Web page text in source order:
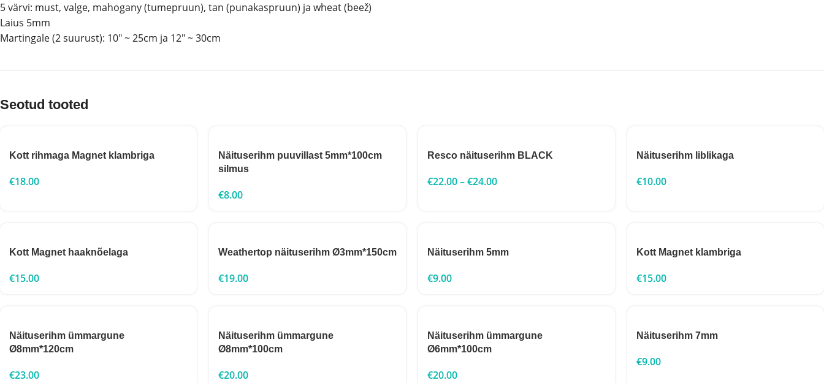
5 värvi: must, valge, mahogany (tumepruun), tan (punakaspruun) ja wheat (beež)
Laius 5mm
Martingale (2 suurust): 10″ ~ 25cm ja 12″ ~ 30cm
Seotud tooted
Kott rihmaga Magnet klambriga
€18.00
Näituserihm puuvillast 5mm*100cm
silmus
€8.00
Resco näituserihm BLACK
€22.00–€24.00
Näituserihm liblikaga
€10.00
Kott Magnet haaknõelaga
€15.00
Weathertop näituserihm Ø3mm*150cm
€19.00
Näituserihm 5mm
€9.00
Kott Magnet klambriga
€15.00
Näituserihm ümmargune
Ø8mm*120cm
€23.00
Näituserihm ümmargune
Ø8mm*100cm
€20.00
Näituserihm ümmargune
Ø6mm*100cm
€20.00
Näituserihm 7mm
€9.00